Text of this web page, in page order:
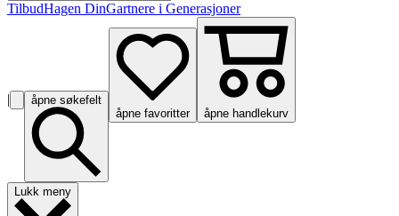
TilbudHagen DinGartnere i Generasjoner
|
åpne søkefelt
åpne favoritter
åpne handlekurv
Lukk meny